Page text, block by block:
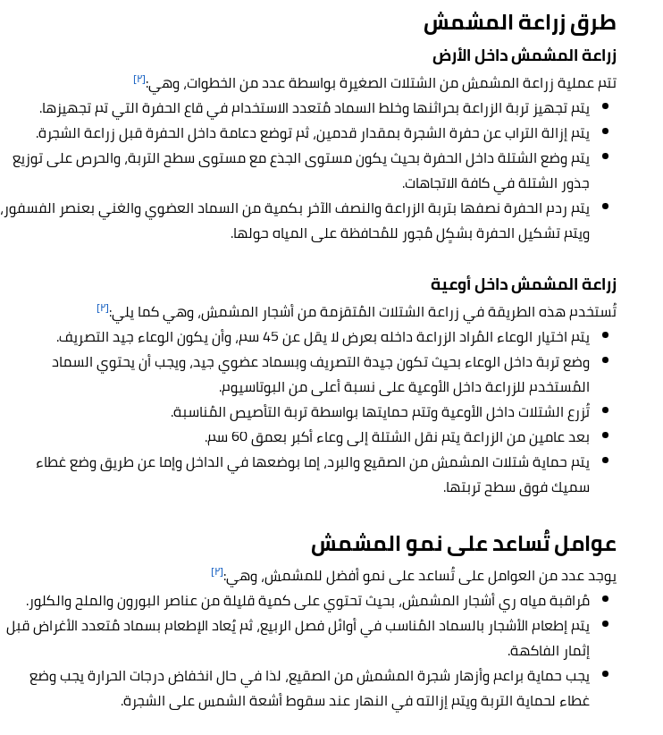
طرق زراعة المشمش
زراعة المشمش داخل الأرض
تتم عملية زراعة المشمش من الشتلات الصغيرة بواسطة عدد من الخطوات، وهي:[٢]
يتم تجهيز تربة الزراعة بحراثنها وخلط السماد مُتعدد الاستخدام في قاع الحفرة التي تم تجهيزها.
يتم إزالة التراب عن حفرة الشجرة بمقدار قدمين، ثم توضع دعامة داخل الحفرة قبل زراعة الشجرة.
يتم وضع الشتلة داخل الحفرة بحيث يكون مستوى الجذع مع مستوى سطح التربة، والحرص على توزيع
جذور الشتلة في كافة الاتجاهات.
يتم ردم الحفرة نصفها بتربة الزراعة والنصف الآخر بكمية من السماد العضوي والغني بعنصر الفسفور،
ويتم تشكيل الحفرة بشكٍل مُجور للمُحافظة على المياه حولها.
زراعة المشمش داخل أوعية
تُستخدم هذه الطريقة في زراعة الشتلات المُتقزمة من أشجار المشمش، وهي كما يلي:[٢]
يتم اختيار الوعاء المُراد الزراعة داخله بعرض لا يقل عن 45 سم، وأن يكون الوعاء جيد التصريف.
وضع تربة داخل الوعاء بحيث تكون جيدة التصريف وبسماد عضوي جيد، ويجب أن يحتوي السماد
المُستخدم للزراعة داخل الأوعية على نسبة أعلى من البوتاسيوم.
تُزرع الشتلات داخل الأوعية وتتم حمايتها بواسطة تربة التأصيص المُناسبة.
بعد عامين من الزراعة يتم نقل الشتلة إلى وعاء أكبر بعمق 60 سم.
يتم حماية شتلات المشمش من الصقيع والبرد، إما بوضعها في الداخل وإما عن طريق وضع غطاء
سميك فوق سطح تربتها.
عوامل تُساعد على نمو المشمش
يوجد عدد من العوامل على تُساعد على نمو أفضل للمشمش، وهي:[٢]
مُراقبة مياه ري أشجار المشمش، بحيث تحتوي على كمية قليلة من عناصر البورون والملح والكلور.
يتم إطعام الأشجار بالسماد المُناسب في أوائل فصل الربيع، ثم يُعاد الإطعام بسماد مُتعدد الأغراض قبل
إثمار الفاكهة.
يجب حماية براعم وأزهار شجرة المشمش من الصقيع، لذا في حال انخفاض درجات الحرارة يجب وضع
غطاء لحماية التربة ويتم إزالته في النهار عند سقوط أشعة الشمس على الشجرة.